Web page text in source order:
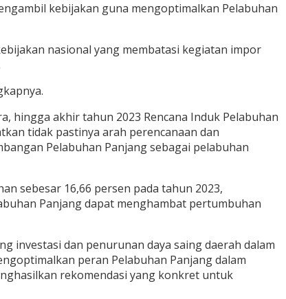
kebijakan guna mengoptimalkan Pelabuhan
nasional yang membatasi kegiatan impor
hingga akhir tahun 2023 Rencana Induk Pelabuhan
tidak pastinya arah perencanaan dan
Pelabuhan Panjang sebagai pelabuhan
sebesar 16,66 persen pada tahun 2023,
Panjang dapat menghambat pertumbuhan
investasi dan penurunan daya saing daerah dalam
peran Pelabuhan Panjang dalam
rekomendasi yang konkret untuk